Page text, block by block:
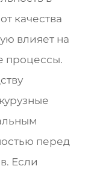
качества
влияет на
процессы.
перед
Если